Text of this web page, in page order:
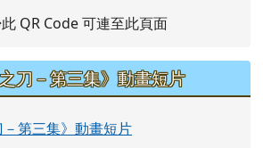
刀－第三集》動畫短片
－第三集》動畫短片